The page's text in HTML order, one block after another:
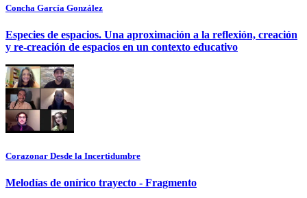
Concha García González
Especies de espacios. Una aproximación a la reflexión, creación
y re-creación de espacios en un contexto educativo
Corazonar Desde la Incertidumbre
Melodías de onírico trayecto - Fragmento